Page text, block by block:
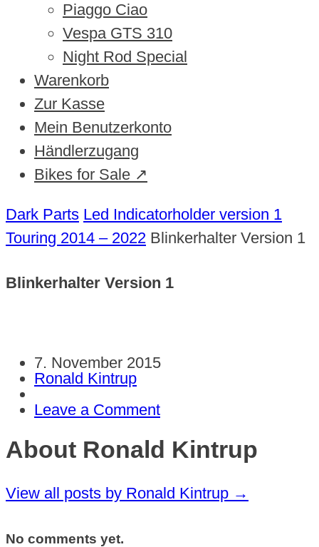
Piaggo Ciao
Vespa GTS 310
Night Rod Special
Warenkorb
Zur Kasse
Mein Benutzerkonto
Händlerzugang
Bikes for Sale ↗
Dark Parts Led Indicatorholder version 1
Touring 2014 – 2022 Blinkerhalter Version 1
Blinkerhalter Version 1
7. November 2015
Ronald Kintrup
Leave a Comment
About Ronald Kintrup
View all posts by Ronald Kintrup →
No comments yet.